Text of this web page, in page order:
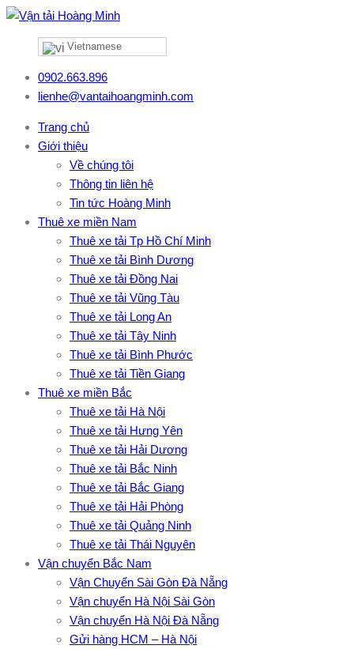
Vietnamese
0902.663.896
lienhe@vantaihoangminh.com
Trang chủ
Giới thiệu
Về chúng tôi
Thông tin liên hệ
Tin tức Hoàng Minh
Thuê xe miền Nam
Thuê xe tải Tp Hồ Chí Minh
Thuê xe tải Bình Dương
Thuê xe tải Đồng Nai
Thuê xe tải Vũng Tàu
Thuê xe tải Long An
Thuê xe tải Tây Ninh
Thuê xe tải Bình Phước
Thuê xe tải Tiền Giang
Thuê xe miền Bắc
Thuê xe tải Hà Nội
Thuê xe tải Hưng Yên
Thuê xe tải Hải Dương
Thuê xe tải Bắc Ninh
Thuê xe tải Bắc Giang
Thuê xe tải Hải Phòng
Thuê xe tải Quảng Ninh
Thuê xe tải Thái Nguyên
Vận chuyển Bắc Nam
Vận Chuyển Sài Gòn Đà Nẵng
Vận chuyển Hà Nội Sài Gòn
Vận chuyển Hà Nội Đà Nẵng
Gửi hàng HCM – Hà Nội